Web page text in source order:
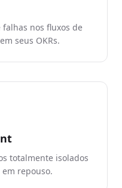
nos fluxos de
seus OKRs.
totalmente isolados
repouso.